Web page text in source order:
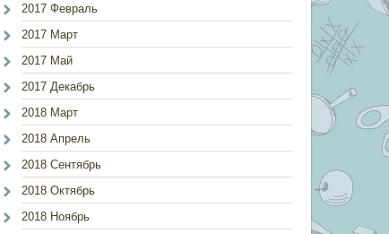
2017 Февраль
2017 Март
2017 Май
2017 Декабрь
2018 Март
2018 Апрель
2018 Сентябрь
2018 Октябрь
2018 Ноябрь